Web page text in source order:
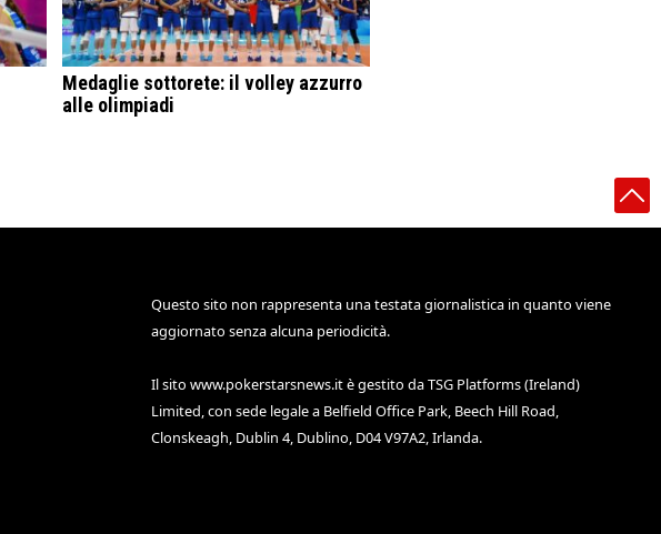
Medaglie sottorete: il volley azzurro
alle olimpiadi
Questo sito non rappresenta una testata giornalistica in quanto viene
aggiornato senza alcuna periodicità.
Il sitowww.pokerstarsnews.itè gestito da TSG Platforms (Ireland)
Limited, con sede legale a Belfield Office Park, Beech Hill Road,
Clonskeagh, Dublin 4, Dublino, D04 V97A2, Irlanda.